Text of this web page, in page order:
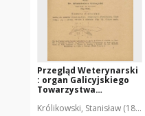
Przegląd Weterynarski
: organ Galicyjskiego
Towarzystwa
czasopismo
Królikowski, Stanisław